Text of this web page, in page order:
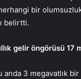
bir
belirtti.
gelir öngörüsü 17
anda 3 megavatlık